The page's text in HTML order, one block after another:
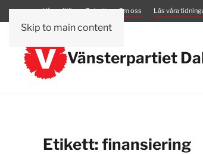
Skip to main content
Vår politik Debatt Om oss Läs våra
Vänsterpartiet
Etikett:finansiering